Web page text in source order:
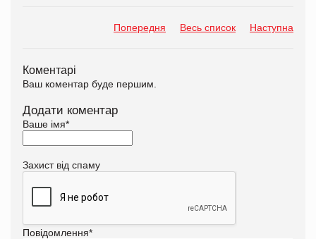
Попередня Весь список Наступна
Коментарі
Ваш коментар буде першим.
Додати коментар
Ваше імя*
Захист від спаму
Повідомлення*